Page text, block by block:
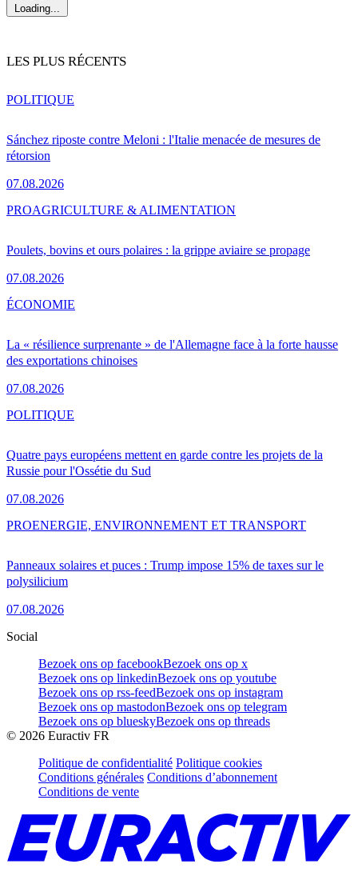
Loading...
LES PLUS RÉCENTS
Sánchez riposte contre Meloni : l'Italie menacée de mesures de
rétorsion
07.08.2026
POLITIQUE
Poulets, bovins et ours polaires : la grippe aviaire se propage
07.08.2026
PROAGRICULTURE & ALIMENTATION
La « résilience surprenante » de l'Allemagne face à la forte hausse
des exportations chinoises
07.08.2026
ÉCONOMIE
Quatre pays européens mettent en garde contre les projets de la
Russie pour l'Ossétie du Sud
07.08.2026
POLITIQUE
Panneaux solaires et puces : Trump impose 15% de taxes sur le
polysilicium
07.08.2026
PROENERGIE, ENVIRONNEMENT ET TRANSPORT
Social
Bezoek ons op facebookBezoek ons op x
Bezoek ons op linkedinBezoek ons op youtube
Bezoek ons op rss-feedBezoek ons op instagram
Bezoek ons op mastodonBezoek ons op telegram
Bezoek ons op blueskyBezoek ons op threads
© 2026 Euractiv FR
Politique de confidentialité Politique cookies
Conditions générales Conditions d’abonnement
Conditions de vente